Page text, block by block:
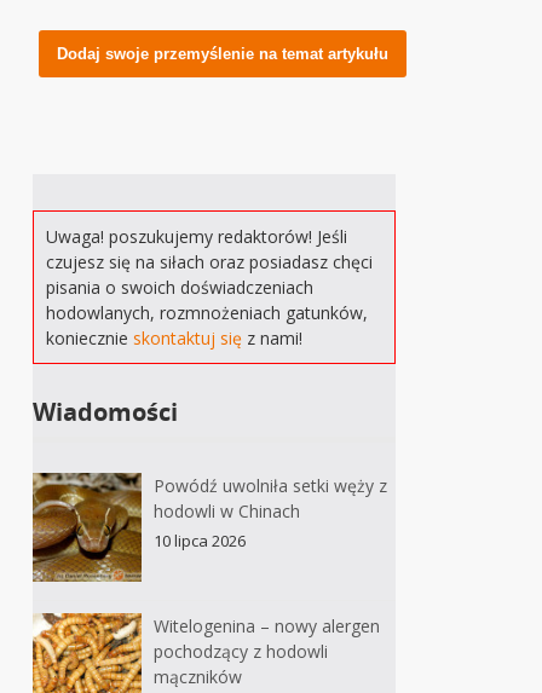
Uwaga! poszukujemy redaktorów! Jeśli
czujesz się na siłach oraz posiadasz chęci
pisania o swoich doświadczeniach
hodowlanych, rozmnożeniach gatunków,
koniecznieskontaktuj się z nami!
Wiadomości
Powódź uwolniła setki węży z
hodowli w Chinach
10 lipca 2026
Witelogenina – nowy alergen
pochodzący z hodowli
mączników